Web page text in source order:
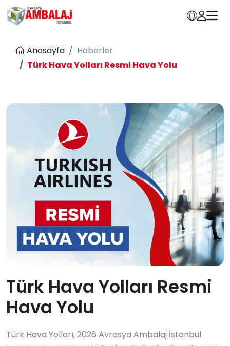
Anasayfa
Haberler
Türk Hava Yolları Resmi Hava Yolu
Türk Hava Yolları Resmi
Hava Yolu
Türk Hava Yolları, 2026 Avrasya Ambalaj İstanbul